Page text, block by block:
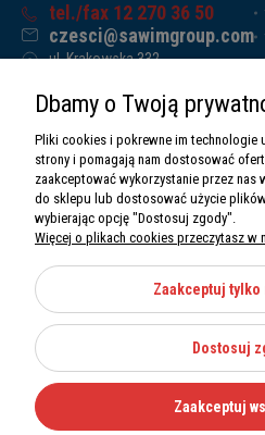
tel./fax 12 270 36 50
czesci@sawimgroup.com
ul. Krakowska 332,
Sawim Group Mariusz Zdyb sp. k.
NIP: 5130284470
REGON: 5246591010
O nas
Informacje
Moje konto
Kategorie
Dbamy o Twoją
Pliki cookies i pokrewne im technologie
strony i pomagają nam dostosować
zaakceptować wykorzystanie przez
do sklepu lub dostosować użycie
wybierając opcję "Dostosuj zgody".
Więcej o plikach cookies przeczytasz w
Zaakceptuj
Dostosuj
Zaakceptuj